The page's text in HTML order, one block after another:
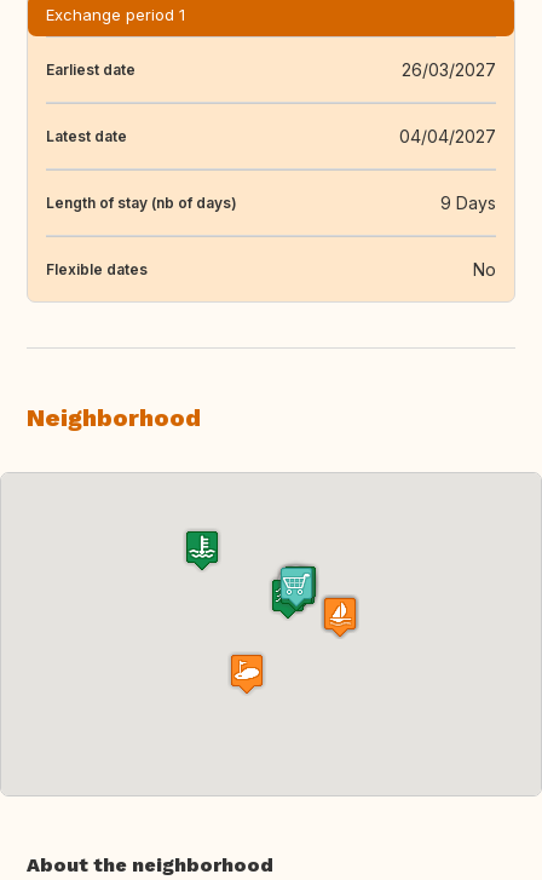
Exchange period 1
Earliest date 26/03/2027
Latest date 04/04/2027
Length of stay (nb of days) 9 Days
Flexible dates No
Neighborhood
About the neighborhood